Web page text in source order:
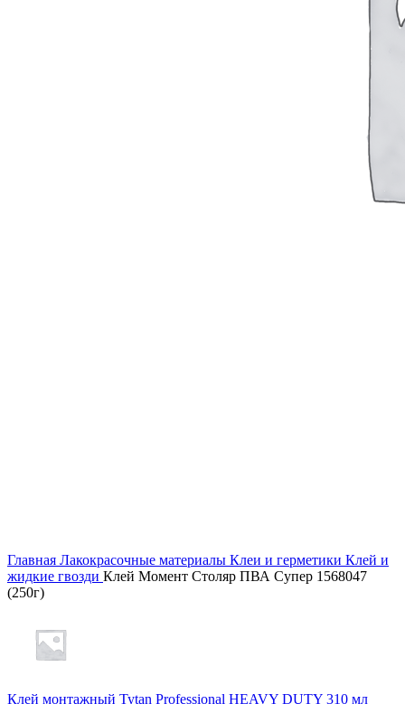
Главная Лакокрасочные материалы Клеи и герметики Клей и
жидкие гвозди Клей Момент Столяр ПВА Супер 1568047
(250г)
Клей монтажный Tytan Professional HEAVY DUTY 310 мл